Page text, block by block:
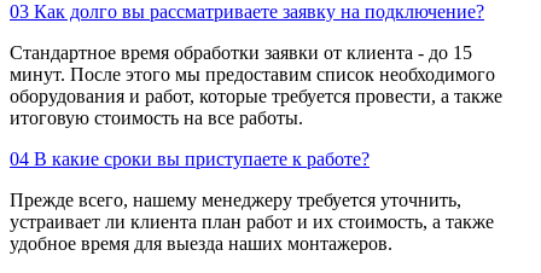
03 Как долго вы рассматриваете заявку на подключение?
Стандартное время обработки заявки от клиента - до 15
минут. После этого мы предоставим список необходимого
оборудования и работ, которые требуется провести, а также
итоговую стоимость на все работы.
04 В какие сроки вы приступаете к работе?
Прежде всего, нашему менеджеру требуется уточнить,
устраивает ли клиента план работ и их стоимость, а также
удобное время для выезда наших монтажеров.